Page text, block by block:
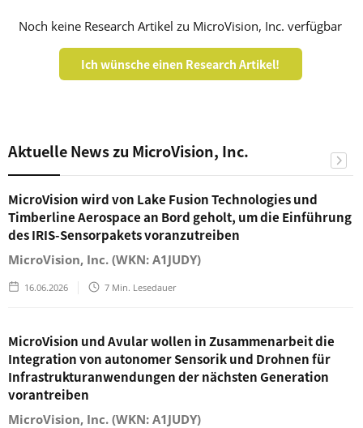
Noch keine Research Artikel zu MicroVision, Inc. verfügbar
Ich wünsche einen Research Artikel!
Aktuelle News zu MicroVision, Inc.
MicroVision wird von Lake Fusion Technologies und
Timberline Aerospace an Bord geholt, um die Einführung
des IRIS-Sensorpakets voranzutreiben
MicroVision, Inc. (WKN: A1JUDY)
16.06.2026 7 Min. Lesedauer
MicroVision und Avular wollen in Zusammenarbeit die
Integration von autonomer Sensorik und Drohnen für
Infrastrukturanwendungen der nächsten Generation
vorantreiben
MicroVision, Inc. (WKN: A1JUDY)